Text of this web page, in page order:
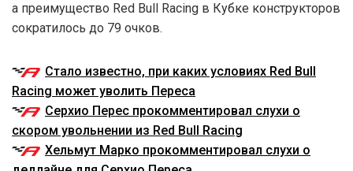
а преимущество Red Bull Racing в Кубке конструкторов
сократилось до 79 очков.
Стало известно, при каких условиях Red Bull
Racing может уволить Переса
Серхио Перес прокомментировал слухи о
скором увольнении из Red Bull Racing
Хельмут Марко прокомментировал слухи о